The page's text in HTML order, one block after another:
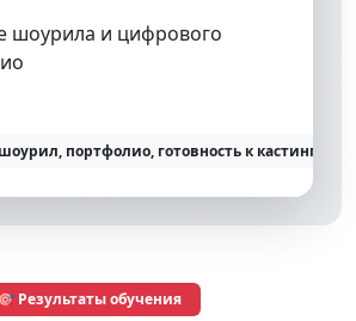
шоурила и цифрового
портфолио, готовность к кастингам
🎯 Результаты обучения